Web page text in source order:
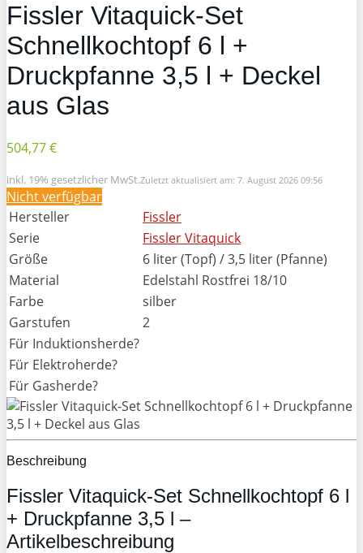
Fissler Vitaquick-Set
Schnellkochtopf 6 l +
Druckpfanne 3,5 l + Deckel
aus Glas
504,77 €
inkl. 19% gesetzlicher MwSt.Zuletzt aktualisiert am: 7. August 2026 09:56
Nicht verfügbar
Hersteller
Fissler
Serie
Fissler Vitaquick
Größe
6 liter (Topf) / 3,5 liter (Pfanne)
Material
Edelstahl Rostfrei 18/10
Farbe
silber
Garstufen
2
Für Induktionsherde?
Für Elektroherde?
Für Gasherde?
Beschreibung
Fissler Vitaquick-Set Schnellkochtopf 6 l
+ Druckpfanne 3,5 l –
Artikelbeschreibung